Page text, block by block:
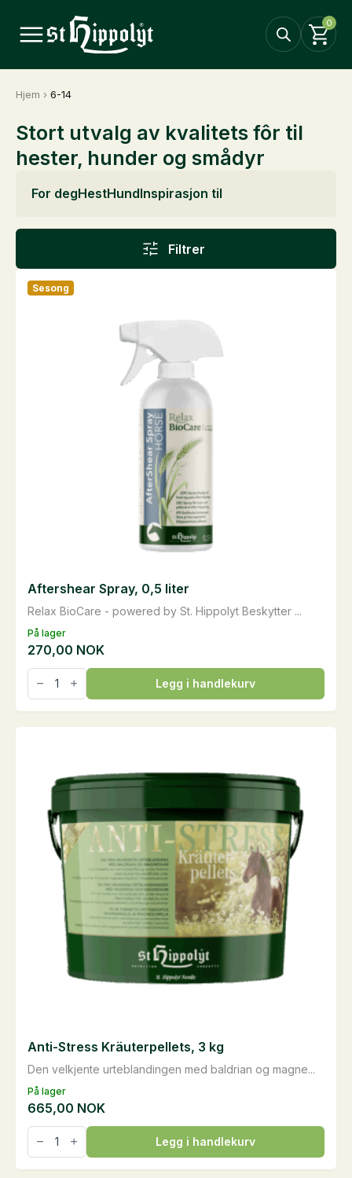
0
Hjem › 6-14
Stort utvalg av kvalitets fôr til
hester, hunder og smådyr
For degHestHundInspirasjon til
Filtrer
På lager
Sesong
Relax BioCare - powered by St. Hippolyt Beskytter ...
Aftershear Spray, 0,5 liter
270,00 NOK
Aftershear
Spray,
0,5
liter
Legg i handlekurv
På lager
Den velkjente urteblandingen med baldrian og magne...
Anti-Stress Kräuterpellets, 3 kg
665,00 NOK
Anti-
Stress
Kräuterpellets,
3
Legg i handlekurv